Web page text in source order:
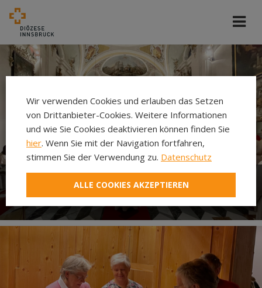
Gottesdienst
Wir verwenden Cookies und erlauben das Setzen
von Drittanbieter-Cookies. Weitere Informationen
und wie Sie Cookies deaktivieren können finden Sie
hier. Wenn Sie mit der Navigation fortfahren,
stimmen Sie der Verwendung zu. Datenschutz
ALLE COOKIES AKZEPTIEREN